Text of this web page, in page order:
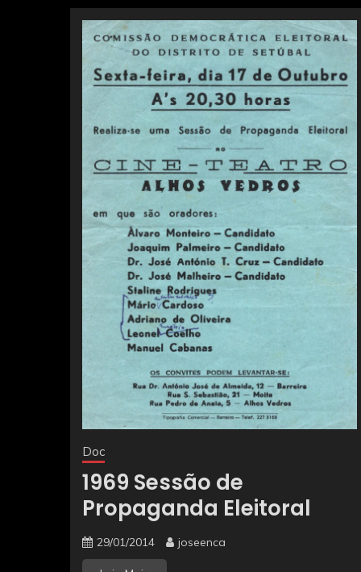
Doc
1969 Sessão de
Propaganda Eleitoral
29/01/2014 joseenca